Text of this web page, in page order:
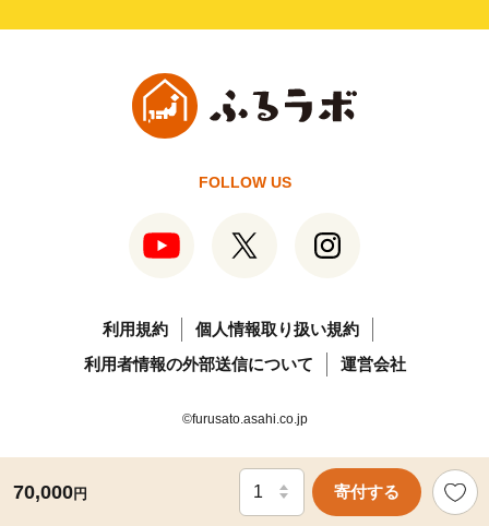
70,000円 寄付する
FOLLOW US
利用規約
個人情報取り扱い規約
利用者情報の外部送信について
運営会社
©furusato.asahi.co.jp